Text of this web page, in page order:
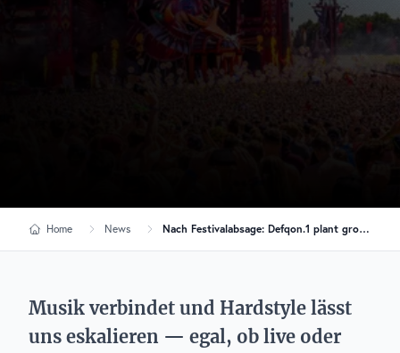
Home News Nach Festivalabsage: Defqon.1 plant große Online-Experience
Musik verbindet und Hardstyle lässt
uns eskalieren — egal, ob live oder